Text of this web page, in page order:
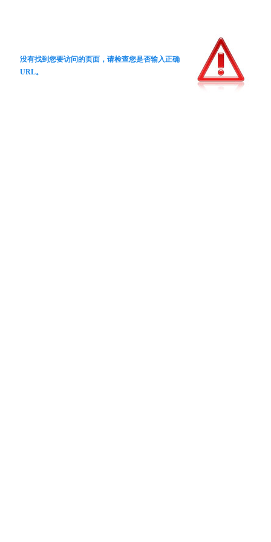
没有找到您要访问的页面，请检查您是否输入正确
URL。